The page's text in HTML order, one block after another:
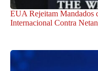
EUA Rejeitam Mandados
Internacional Contra